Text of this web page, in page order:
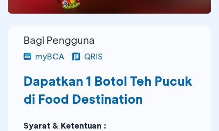
Bagi Pengguna
myBCA QRIS
Dapatkan 1 Botol Teh Pucuk
di Food Destination
Syarat & Ketentuan :